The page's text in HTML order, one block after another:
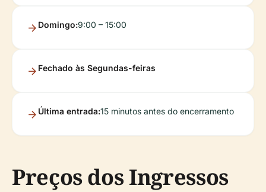
Domingo:9:00 – 15:00
Fechado às Segundas-feiras
Última entrada:15 minutos antes do encerramento
Preços dos Ingressos